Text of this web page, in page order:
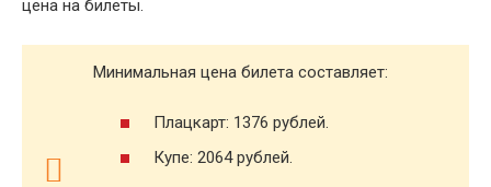
цена на билеты.
Минимальная цена билета составляет:
Плацкарт: 1376 рублей.
Купе: 2064 рублей.